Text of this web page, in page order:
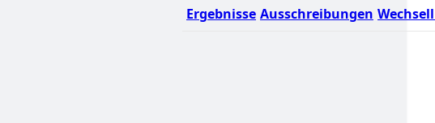
Ergebnisse Ausschreibungen